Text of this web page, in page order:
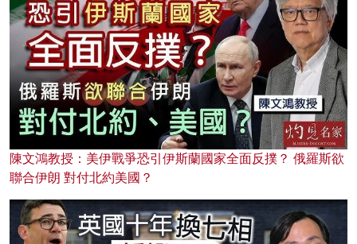
陳文鴻教授：美伊戰爭恐引伊斯蘭國家全面反撲？ 俄羅斯欲
聯合伊朗 對付北約美國？